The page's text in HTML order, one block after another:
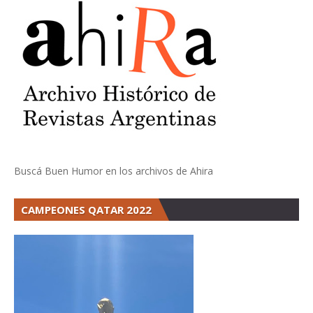
Buscá Buen Humor en los archivos de Ahira
CAMPEONES QATAR 2022